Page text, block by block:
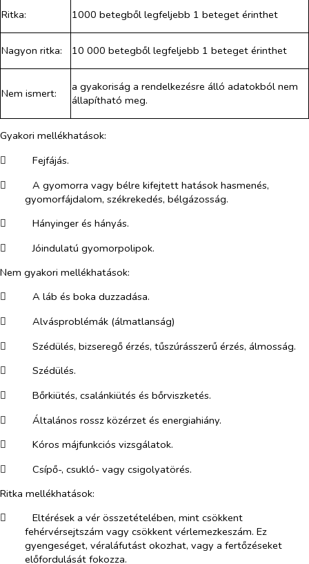
Ritka: 1000 betegből legfeljebb 1 beteget érinthet
Nagyon ritka: 10 000 betegből legfeljebb 1 beteget érinthet
Nem ismert:
a gyakoriság a rendelkezésre álló adatokból nem
állapítható meg.
Gyakori mellékhatások:
​
Fejfájás.
​
A gyomorra vagy bélre kifejtett hatások hasmenés,
gyomorfájdalom, székrekedés, bélgázosság.
​
Hányinger és hányás.
​
Jóindulatú gyomorpolipok.
Nem gyakori mellékhatások:
​
A láb és boka duzzadása.
​
Alvásproblémák (álmatlanság)
​
Szédülés, bizseregő érzés, tűszúrásszerű érzés, álmosság.
​
Szédülés.
​
Bőrkiütés, csalánkiütés és bőrviszketés.
​
Általános rossz közérzet és energiahiány.
​
Kóros májfunkciós vizsgálatok.
​
Csípő-, csukló- vagy csigolyatörés.
Ritka mellékhatások:
​
Eltérések a vér összetételében, mint csökkent
fehérvérsejtszám vagy csökkent vérlemezkeszám. Ez
gyengeséget, véraláfutást okozhat, vagy a fertőzéseket
előfordulását fokozza.